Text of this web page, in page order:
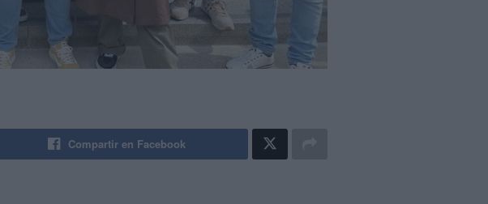
Compartir en Facebook